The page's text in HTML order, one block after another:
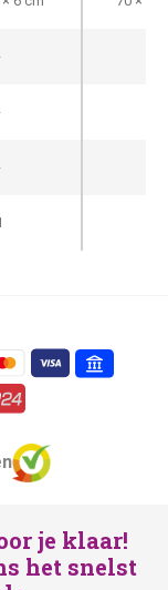
je klaar!
het snelst